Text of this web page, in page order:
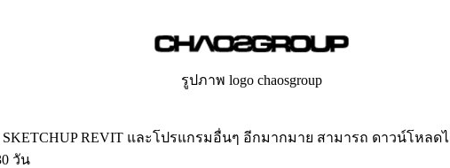
รูปภาพ logo chaosgroup
REVIT และโปรแกรมอื่นๆ อีกมากมาย สามารถ ดาวน์โหลด
วัน